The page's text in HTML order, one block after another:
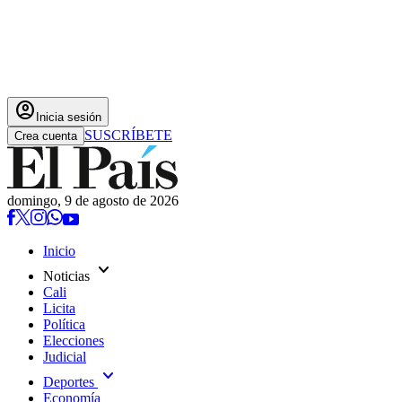
account_circle Inicia sesión
Crea cuenta SUSCRÍBETE
domingo, 9 de agosto de 2026
Inicio
Noticias expand_more
Cali
Licita
Política
Elecciones
Judicial
Deportes expand_more
Economía